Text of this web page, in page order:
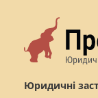
Юридичні